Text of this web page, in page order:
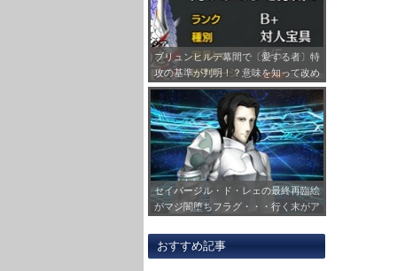
ブリュンヒルデ幕間で〔愛する者〕特
攻の基準が判明！？意味を知って改め
て刺さる対象の鯖見ると感慨深いもの
が…
セイバージル・ド・レェの最終再臨絵
がマジ闇堕ちフラグ・・・行く末がア
おすすめ記事